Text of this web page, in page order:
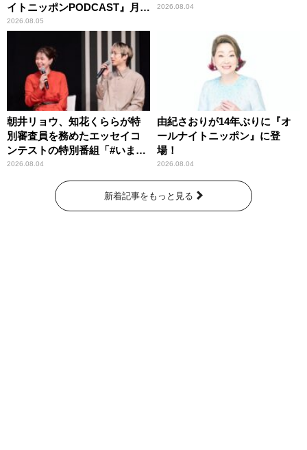
イトニッポンPODCAST』月替
わりパーソナリティ
2026.08.05
2026.08.04
朝井リョウ、知花くららが特
別審査員を務めたエッセイコ
ンテストの特別番組「#いまあ
なたに伝えたいこと」
2026.08.04
由紀さおりが14年ぶりに『オ
ールナイトニッポン』に登
場！
2026.08.04
新着記事をもっと見る